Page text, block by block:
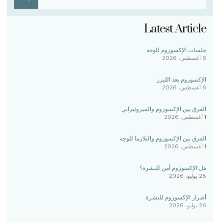
Latest Article
جلسات الإكسوزوم للوجه
6 أغسطس، 2026
الإكسوزوم بعد الليزر
6 أغسطس، 2026
الفرق بين الإكسوزوم والميزوثيرابي
1 أغسطس، 2026
الفرق بين الإكسوزوم والبلازما للوجه
1 أغسطس، 2026
هل الإكسوزوم آمن للبشرة؟
28 يوليو، 2026
أضرار الإكسوزوم للبشرة
26 يوليو، 2026